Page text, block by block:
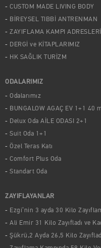
CUSTOM MADE LIVING BODY
BİREYSEL TIBBİ ANTRENMAN
ZAYIFLAMA KAMPI ADRESLERİ
DERGİ ve KİTAPLARIMIZ
HK SAĞLIK TURİZM
ODALARIMIZ
Odalarımız
BUNGALOW AGAÇ EV 1+1 40
Delux Oda AİLE ODASI 2+1
Suit Oda 1+1
Özel Teras Katı
Comfort Plus Oda
Standart Oda
ZAYIFLAYANLAR
Ezgi’nin 3 ayda 30 Kilo
Ali Emir 31 Kilo Zayıfladı ve
Şükrü,2 Ayda 26,5 Kilo